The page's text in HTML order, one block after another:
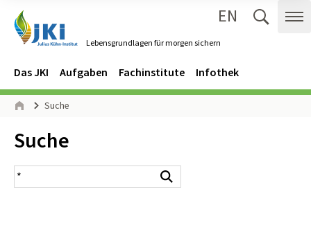
Lebensgrundlagen für morgen sichern
EN
Navigation
Hauptmenü
Das JKI Aufgaben Fachinstitute Infothek
Seitenpfad
Suche
Inhalt:
Suche
Suchergebnis